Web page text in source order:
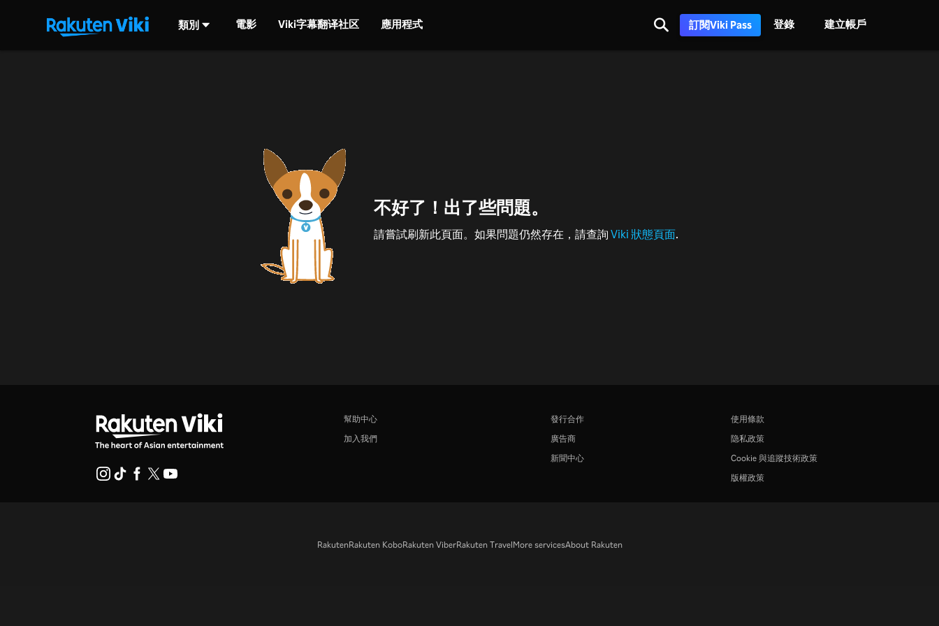
類別 電影 Viki字幕翻译社区 應用程式 訂閱Viki Pass 登錄 建立帳戶
不好了！出了些問題。
請嘗試刷新此頁面。如果問題仍然存在，請查詢 Viki 狀態頁面.
幫助中心
加入我們
發行合作
廣告商
新聞中心
使用條款
隐私政策
Cookie 與追蹤技術政策
版權政策
RakutenRakuten KoboRakuten ViberRakuten TravelMore servicesAbout Rakuten